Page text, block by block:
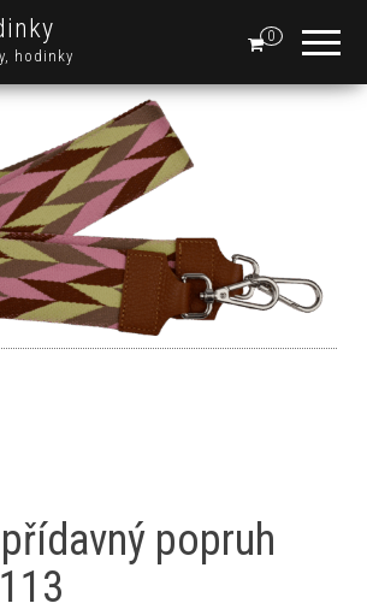
hodinky
0
popruh